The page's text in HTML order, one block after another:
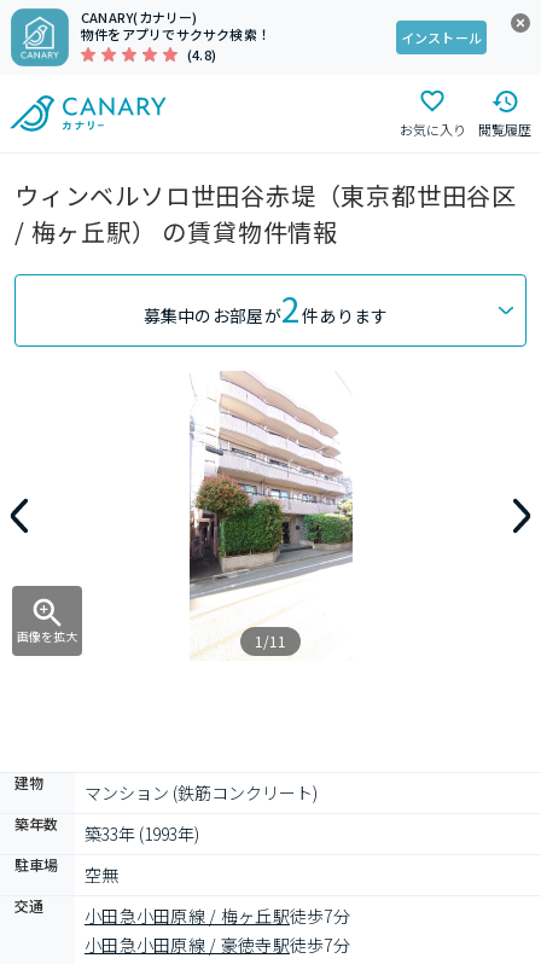
CANARY(カナリー)
物件をアプリでサクサク検索！
(4.8)
インストール
お気に入り 閲覧履歴
ウィンベルソロ世田谷赤堤（東京都世田谷区
/ 梅ヶ丘駅） の賃貸物件情報
募集中のお部屋が2件あります
画像を拡大 1/11
建物 マンション (鉄筋コンクリート)
築年数 築33年 (1993年)
駐車場 空無
交通 小田急小田原線 / 梅ヶ丘駅徒歩7分
小田急小田原線 / 豪徳寺駅徒歩7分